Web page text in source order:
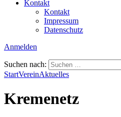
Kontakt
Kontakt
Impressum
Datenschutz
Anmelden
Suchen nach:
StartVereinAktuelles
Kremenetz